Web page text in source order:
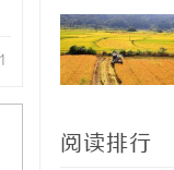
阅读排行